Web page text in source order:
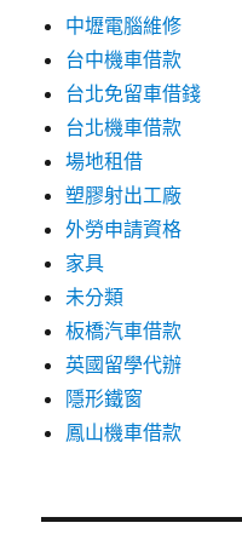
中壢電腦維修
台中機車借款
台北免留車借錢
台北機車借款
場地租借
塑膠射出工廠
外勞申請資格
家具
未分類
板橋汽車借款
英國留學代辦
隱形鐵窗
鳳山機車借款